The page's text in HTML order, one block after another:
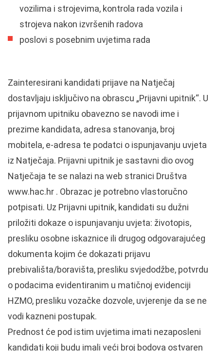
vozilima i strojevima, kontrola rada vozila i
strojeva nakon izvršenih radova
poslovi s posebnim uvjetima rada
Zainteresirani kandidati prijave na Natječaj
dostavljaju isključivo na obrascu „Prijavni upitnik“. U
prijavnom upitniku obavezno se navodi ime i
prezime kandidata, adresa stanovanja, broj
mobitela, e-adresa te podatci o ispunjavanju uvjeta
iz Natječaja. Prijavni upitnik je sastavni dio ovog
Natječaja te se nalazi na web stranici Društva
www.hac.hr . Obrazac je potrebno vlastoručno
potpisati. Uz Prijavni upitnik, kandidati su dužni
priložiti dokaze o ispunjavanju uvjeta: životopis,
presliku osobne iskaznice ili drugog odgovarajućeg
dokumenta kojim će dokazati prijavu
prebivališta/boravišta, presliku svjedodžbe, potvrdu
o podacima evidentiranim u matičnoj evidenciji
HZMO, presliku vozačke dozvole, uvjerenje da se ne
vodi kazneni postupak.
Prednost će pod istim uvjetima imati nezaposleni
kandidati koji budu imali veći broj bodova ostvaren